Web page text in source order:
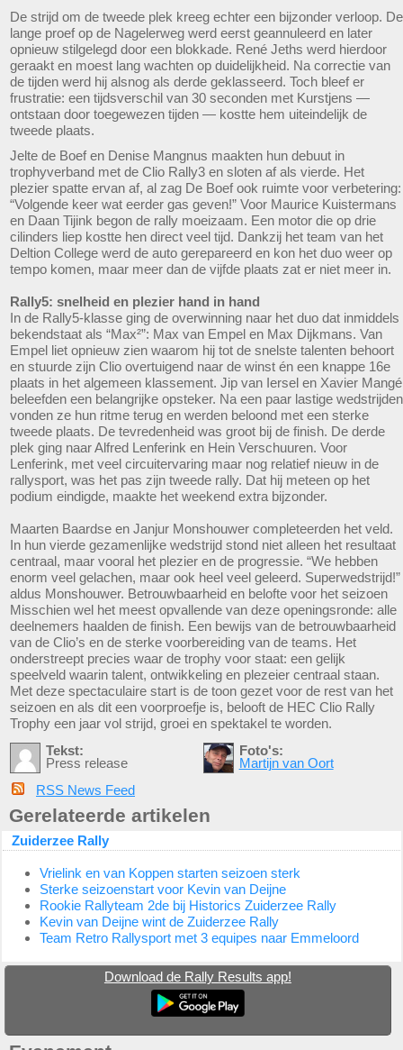
De strijd om de tweede plek kreeg echter een bijzonder verloop. De
lange proef op de Nagelerweg werd eerst geannuleerd en later
opnieuw stilgelegd door een blokkade. René Jeths werd hierdoor
geraakt en moest lang wachten op duidelijkheid. Na correctie van
de tijden werd hij alsnog als derde geklasseerd. Toch bleef er
frustratie: een tijdsverschil van 30 seconden met Kurstjens —
ontstaan door toegewezen tijden — kostte hem uiteindelijk de
tweede plaats.
Jelte de Boef en Denise Mangnus maakten hun debuut in
trophyverband met de Clio Rally3 en sloten af als vierde. Het
plezier spatte ervan af, al zag De Boef ook ruimte voor verbetering:
“Volgende keer wat eerder gas geven!” Voor Maurice Kuistermans
en Daan Tijink begon de rally moeizaam. Een motor die op drie
cilinders liep kostte hen direct veel tijd. Dankzij het team van het
Deltion College werd de auto gerepareerd en kon het duo weer op
tempo komen, maar meer dan de vijfde plaats zat er niet meer in.
Rally5: snelheid en plezier hand in hand
In de Rally5-klasse ging de overwinning naar het duo dat inmiddels
bekendstaat als “Max²”: Max van Empel en Max Dijkmans. Van
Empel liet opnieuw zien waarom hij tot de snelste talenten behoort
en stuurde zijn Clio overtuigend naar de winst én een knappe 16e
plaats in het algemeen klassement. Jip van Iersel en Xavier Mangé
beleefden een belangrijke opsteker. Na een paar lastige wedstrijden
vonden ze hun ritme terug en werden beloond met een sterke
tweede plaats. De tevredenheid was groot bij de finish. De derde
plek ging naar Alfred Lenferink en Hein Verschuuren. Voor
Lenferink, met veel circuitervaring maar nog relatief nieuw in de
rallysport, was het pas zijn tweede rally. Dat hij meteen op het
podium eindigde, maakte het weekend extra bijzonder.
Maarten Baardse en Janjur Monshouwer completeerden het veld.
In hun vierde gezamenlijke wedstrijd stond niet alleen het resultaat
centraal, maar vooral het plezier en de progressie. “We hebben
enorm veel gelachen, maar ook heel veel geleerd. Superwedstrijd!”
aldus Monshouwer. Betrouwbaarheid en belofte voor het seizoen
Misschien wel het meest opvallende van deze openingsronde: alle
deelnemers haalden de finish. Een bewijs van de betrouwbaarheid
van de Clio’s en de sterke voorbereiding van de teams. Het
onderstreept precies waar de trophy voor staat: een gelijk
speelveld waarin talent, ontwikkeling en plezeier centraal staan.
Met deze spectaculaire start is de toon gezet voor de rest van het
seizoen en als dit een voorproefje is, belooft de HEC Clio Rally
Trophy een jaar vol strijd, groei en spektakel te worden.
Tekst:
Press release
Foto's:
Martijn van Oort
RSS News Feed
Gerelateerde artikelen
Zuiderzee Rally
Vrielink en van Koppen starten seizoen sterk
Sterke seizoenstart voor Kevin van Deijne
Rookie Rallyteam 2de bij Historics Zuiderzee Rally
Kevin van Deijne wint de Zuiderzee Rally
Team Retro Rallysport met 3 equipes naar Emmeloord
Download de Rally Results app!